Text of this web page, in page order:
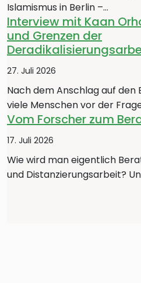
Islamismus in Berlin –…
Interview mit Kaan
und Grenzen der
27. Juli 2026
Nach dem Anschlag auf den
viele Menschen vor der
Vom Forscher zum
17. Juli 2026
Wie wird man eigentlich
und Distanzierungsarbeit?